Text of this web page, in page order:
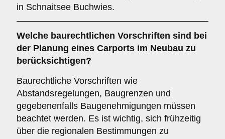
in Schnaitsee Buchwies.
Welche baurechtlichen Vorschriften sind bei
der Planung eines Carports im Neubau zu
berücksichtigen?
Baurechtliche Vorschriften wie
Abstandsregelungen, Baugrenzen und
gegebenenfalls Baugenehmigungen müssen
beachtet werden. Es ist wichtig, sich frühzeitig
über die regionalen Bestimmungen zu